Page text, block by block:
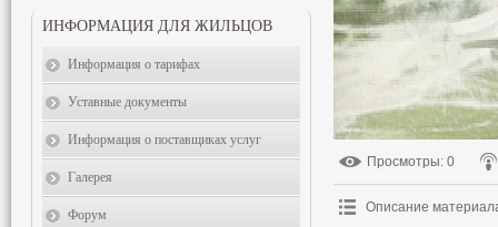
Просмотры: 0
Описание
ИНФОРМАЦИЯ ДЛЯ ЖИЛЬЦОВ
Информация о тарифах
Уставные документы
Информация о поставщиках услуг
Галерея
Форум